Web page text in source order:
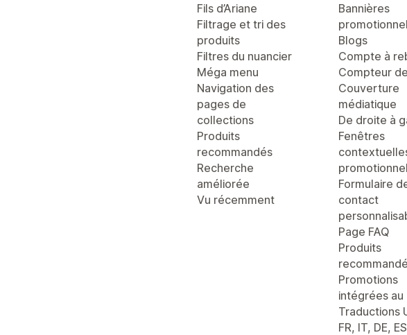
Fils d’Ariane
Filtrage et tri des
produits
Filtres du nuancier
Méga menu
Navigation des
pages de
collections
Produits
recommandés
Recherche
améliorée
Vu récemment
Bannières
Blogs
Compte à
Compteur
Couverture
médiatique
De droite à
Fenêtres
Formulaire
contact
Page FAQ
Produits
Promotions
intégrées au
Traductions
FR, IT, DE,